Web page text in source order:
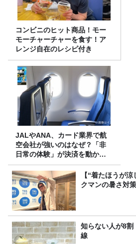
コンビニのヒット商品！モー
モーチャーチャーを食す！ア
レンジ自在のレシピ付き
JALやANA、カード業界で航
空会社が強いのはなぜ？「非
日常の体験」が決済を動かす
理由
【“着たほうが
クマンの暑さ対
知らない人が8
線